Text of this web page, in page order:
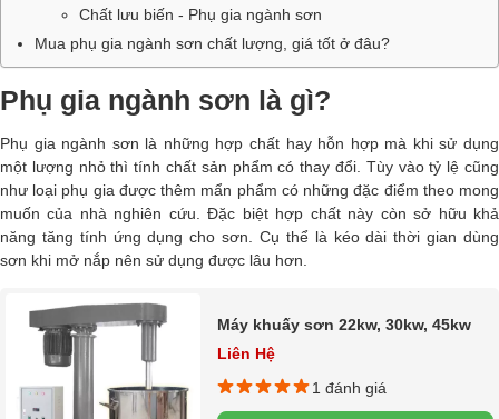
Chất lưu biến - Phụ gia ngành sơn
Mua phụ gia ngành sơn chất lượng, giá tốt ở đâu?
Phụ gia ngành sơn là gì?
Phụ gia ngành sơn là những hợp chất hay hỗn hợp mà khi sử dụng
một lượng nhỏ thì tính chất sản phẩm có thay đổi. Tùy vào tỷ lệ cũng
như loại phụ gia được thêm mẩn phẩm có những đặc điểm theo mong
muốn của nhà nghiên cứu. Đặc biệt hợp chất này còn sở hữu khả
năng tăng tính ứng dụng cho sơn. Cụ thể là kéo dài thời gian dùng
sơn khi mở nắp nên sử dụng được lâu hơn.
Máy khuấy sơn 22kw, 30kw, 45kw
Liên Hệ
1 đánh giá